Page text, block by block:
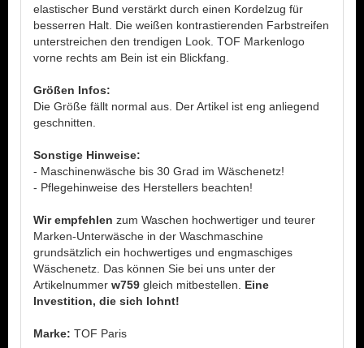
elastischer Bund verstärkt durch einen Kordelzug für
besserren Halt. Die weißen kontrastierenden Farbstreifen
unterstreichen den trendigen Look. TOF Markenlogo
vorne rechts am Bein ist ein Blickfang.
Größen Infos:
Die Größe fällt normal aus. Der Artikel ist eng anliegend
geschnitten.
Sonstige Hinweise:
- Maschinenwäsche bis 30 Grad im Wäschenetz!
- Pflegehinweise des Herstellers beachten!
Wir empfehlen zum Waschen hochwertiger und teurer
Marken-Unterwäsche in der Waschmaschine
grundsätzlich ein hochwertiges und engmaschiges
Wäschenetz. Das können Sie bei uns unter der
Artikelnummer w759 gleich mitbestellen. Eine
Investition, die sich lohnt!
Marke: TOF Paris